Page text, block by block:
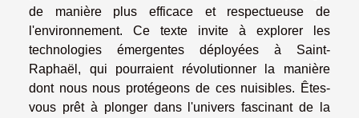
de manière plus efficace et respectueuse de
l'environnement. Ce texte invite à explorer les
technologies émergentes déployées à Saint-
Raphaël, qui pourraient révolutionner la manière
dont nous nous protégeons de ces nuisibles. Êtes-
vous prêt à plonger dans l'univers fascinant de la